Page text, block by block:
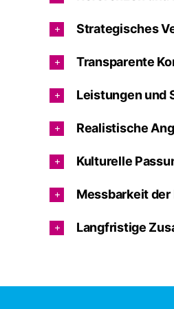
Strategisches
Transparente
Leistungen und
Realistische
Kulturelle
Messbarkeit
Langfristige